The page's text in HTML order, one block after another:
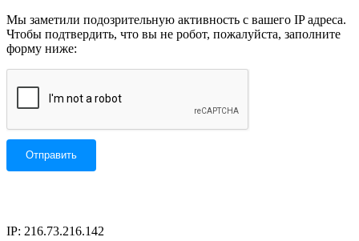
Мы заметили подозрительную активность с вашего IP адреса.
Чтобы подтвердить, что вы не робот, пожалуйста, заполните
форму ниже:
IP: 216.73.216.142